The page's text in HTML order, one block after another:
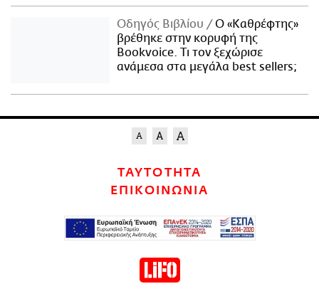
Οδηγός Βιβλίου
Ο «Καθρέφτης»
βρέθηκε στην κορυφή της
Bookvoice. Τι τον ξεχώρισε
ανάμεσα στα μεγάλα best sellers;
ΤΑΥΤΟΤΗΤΑ
ΕΠΙΚΟΙΝΩΝΙΑ